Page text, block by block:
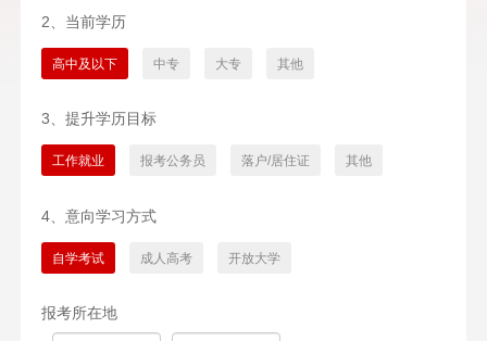
2、当前学历
高中及以下 中专 大专 其他
3、提升学历目标
工作就业 报考公务员 落户/居住证 其他
4、意向学习方式
自学考试 成人高考 开放大学
报考所在地